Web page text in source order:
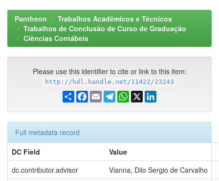
Pantheon
Trabalhos Acadêmicos e Técnicos
Trabalhos de Conclusão de Curso de Graduação
Ciências Contábeis
Please use this identifier to cite or link to this item:
http://hdl.handle.net/11422/23243
ShareFacebook
EmailTelegramWhatsApp
X
Full metadata record
DC Field
Value
dc.contributor.advisor
Vianna, Dilo Sergio de Carvalho